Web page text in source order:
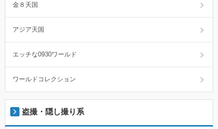
金８天国
アジア天国
エッチな0930ワールド
ワールドコレクション
盗撮・隠し撮り系